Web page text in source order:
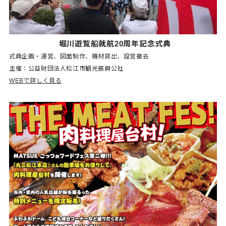
堀川遊覧船就航20周年記念式典
式典企画・運営、図面制作、機材貸出、設営撤去
主催：公益財団法人松江市観光振興公社
WEBで詳しく見る